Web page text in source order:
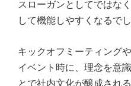
スローガンとしてではな
して機能しやすくなるでし
キックオフミーティング
イベント時に、理念を意
とで社内文化が醸成され